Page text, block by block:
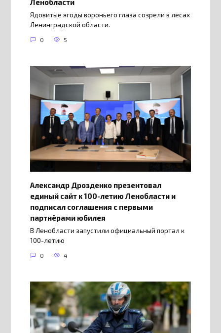
Ядовитые ягоды вороньего глаза созрели в лесах
Ленинградской области.
0 5
Александр Дрозденко презентовал
единый сайт к 100-летию Ленобласти и
подписал соглашения с первыми
партнёрами юбилея
В Ленобласти запустили официальный портал к
100-летию
0 4